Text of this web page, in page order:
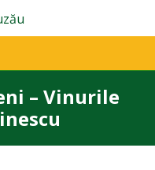
– Vinurile